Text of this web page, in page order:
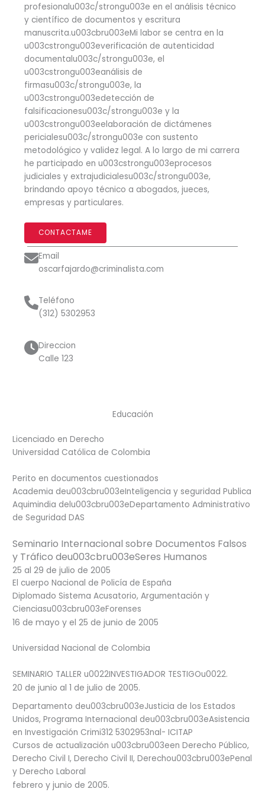
profesionalu003c/strongu003e en el análisis técnico
y científico de documentos y escritura
manuscrita.u003cbru003eMi labor se centra en la
u003cstrongu003everificación de autenticidad
documentalu003c/strongu003e, el
u003cstrongu003eanálisis de
firmasu003c/strongu003e, la
u003cstrongu003edetección de
falsificacionesu003c/strongu003e y la
u003cstrongu003eelaboración de dictámenes
pericialesu003c/strongu003e con sustento
metodológico y validez legal. A lo largo de mi carrera
he participado en u003cstrongu003eprocesos
judiciales y extrajudicialesu003c/strongu003e,
brindando apoyo técnico a abogados, jueces,
empresas y particulares.
CONTACTAME
Email
oscarfajardo@criminalista.com
Teléfono
(312) 5302953
Direccion
Calle 123
Educación
Licenciado en Derecho
Universidad Católica de Colombia
Perito en documentos cuestionados
Academia deu003cbru003eInteligencia y seguridad Publica
Aquimindia delu003cbru003eDepartamento Administrativo
de Seguridad DAS
Seminario Internacional sobre Documentos Falsos
y Tráfico deu003cbru003eSeres Humanos
25 al 29 de julio de 2005
El cuerpo Nacional de Policía de España
Diplomado Sistema Acusatorio, Argumentación y
Cienciasu003cbru003eForenses
16 de mayo y el 25 de junio de 2005
Universidad Nacional de Colombia
SEMINARIO TALLER u0022INVESTIGADOR TESTIGOu0022.
20 de junio al 1 de julio de 2005.
Departamento deu003cbru003eJusticia de los Estados
Unidos, Programa Internacional deu003cbru003eAsistencia
en Investigación Crimi312 5302953nal- ICITAP
Cursos de actualización u003cbru003een Derecho Público,
Derecho Civil I, Derecho Civil II, Derechou003cbru003ePenal
y Derecho Laboral
febrero y junio de 2005.